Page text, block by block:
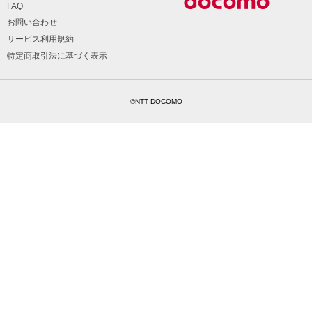
FAQ
お問い合わせ
サービス利用規約
特定商取引法に基づく表示
©NTT DOCOMO